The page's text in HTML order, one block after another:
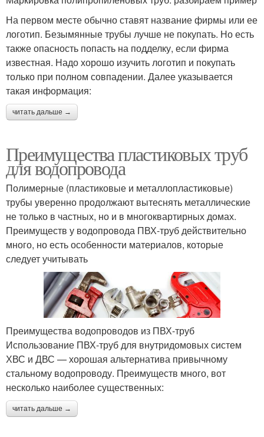
На первом месте обычно ставят название фирмы или ее
логотип. Безымянные трубы лучше не покупать. Но есть
также опасность попасть на подделку, если фирма
известная. Надо хорошо изучить логотип и покупать
только при полном совпадении. Далее указывается
такая информация:
читать дальше →
Преимущества пластиковых труб
для водопровода
Полимерные (пластиковые и металлопластиковые)
трубы уверенно продолжают вытеснять металлические
не только в частных, но и в многоквартирных домах.
Преимуществ у водопровода ПВХ-труб действительно
много, но есть особенности материалов, которые
следует учитывать
Преимущества водопроводов из ПВХ-труб
Использование ПВХ-труб для внутридомовых систем
ХВС и ДВС — хорошая альтернатива привычному
стальному водопроводу. Преимуществ много, вот
несколько наиболее существенных:
читать дальше →